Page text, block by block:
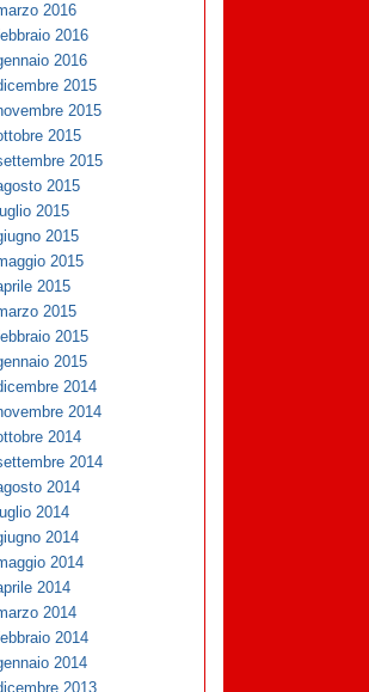
2016
2016
2016
2015
2015
2015
2015
2015
luglio 2015
2015
2015
2015
2015
2015
2015
2014
2014
2014
2014
2014
luglio 2014
2014
2014
2014
2014
2014
2014
2013